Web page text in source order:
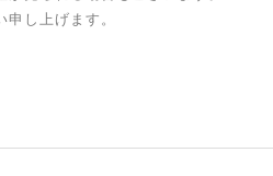
し上げます。